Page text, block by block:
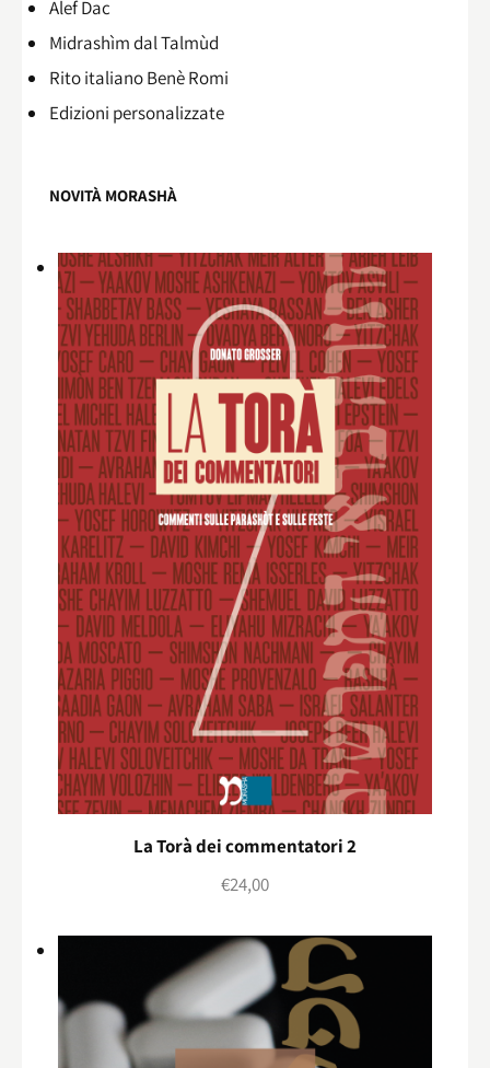
Alef Dac
Midrashìm dal Talmùd
Rito italiano Benè Romi​
Edizioni personalizzate
NOVITÀ MORASHÀ
La Torà dei commentatori 2
€24,00